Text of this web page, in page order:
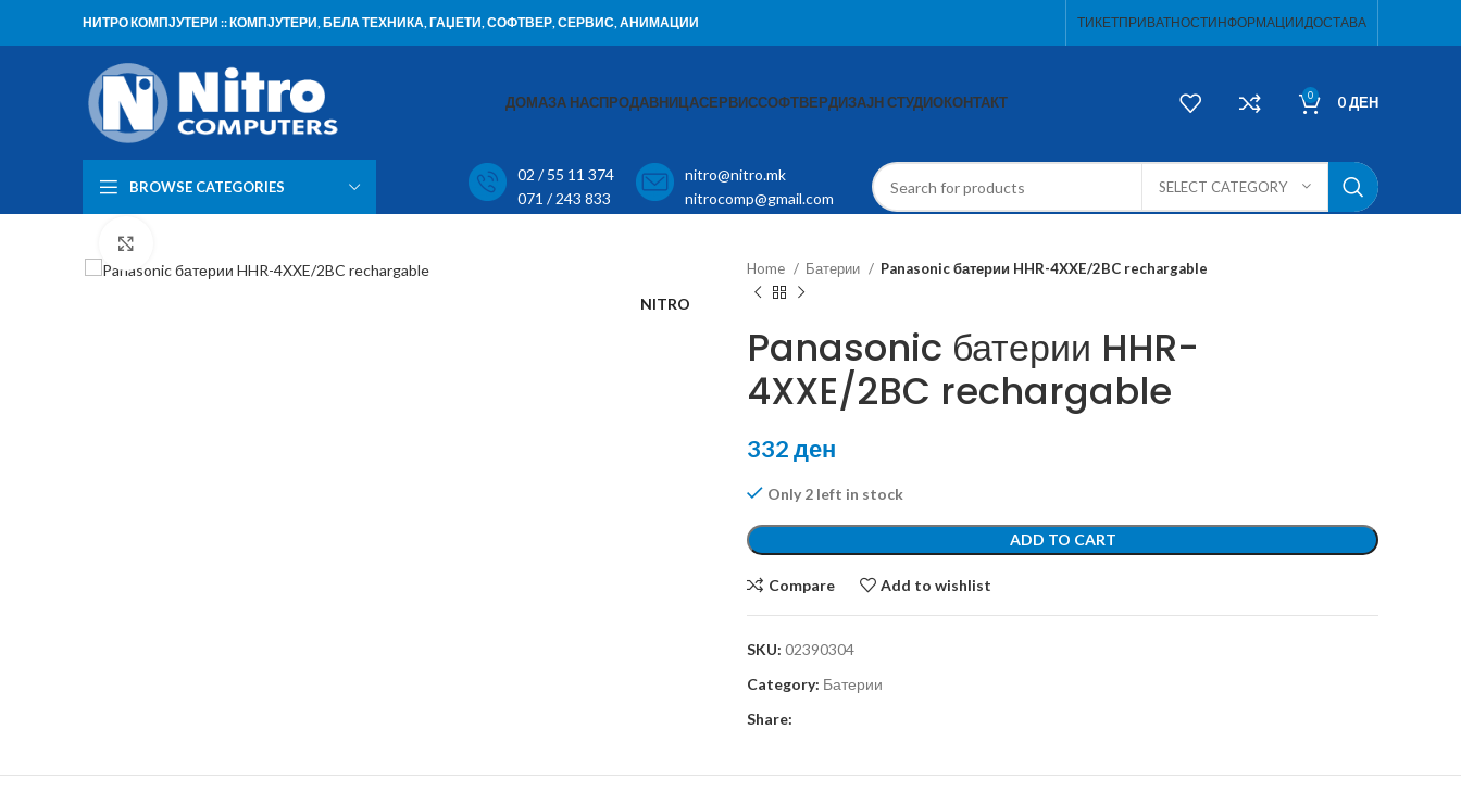
НИТРО КОМПЈУТЕРИ :: КОМПЈУТЕРИ, БЕЛА ТЕХНИКА, ГАЏЕТИ, СОФТВЕР, СЕРВИС, АНИМАЦИИ ТИКЕТПРИВАТНОСТИНФОРМАЦИИДОСТАВА
ДОМАЗА НАСПРОДАВНИЦАСЕРВИССОФТВЕРДИЗАЈН СТУДИОКОНТАКТ 0 0ДЕН
BROWSE CATEGORIES
02 / 55 11 374
071 / 243 833
nitro@nitro.mk
nitrocomp@gmail.com
SELECT CATEGORY
NITRO
Home
Батерии Panasonic батерии HHR-4XXE/2BC rechargable
Panasonic батерии HHR-
4XXE/2BC rechargable
332ден
Only 2 left in stock
ADD TO CART
Compare Add to wishlist
SKU: 02390304
Category: Батерии
Share: